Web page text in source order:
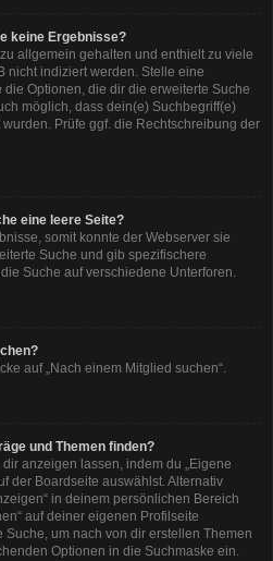
keine Ergebnisse?
allgemein gehalten und enthielt zu viele
nicht indiziert werden. Stelle eine
Optionen, die dir die erweiterte Suche
möglich, dass dein(e) Suchbegriff(e)
Prüfe ggf. die Rechtschreibung der
eine leere Seite?
somit konnte der Webserver sie
Suche und gib spezifischere
Suche auf verschiedene Unterforen.
auf „Nach einem Mitglied suchen“.
und Themen finden?
anzeigen lassen, indem du „Eigene
der Boardseite auswählst. Alternativ
in deinem persönlichen Bereich
auf deiner eigenen Profilseite
um nach von dir erstellen Themen
Optionen in die Suchmaske ein.